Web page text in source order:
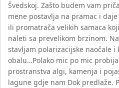
Švedskoj. Zašto budem vam
mene postavlja na pramac i
ili promatrača velikih samaca
naleti sa prevelikom brzinom.
stavljam polarizacijske naočale
obalu…Polako mic po mic
prostranstva algi, kamenja i
lagune gdje nam Dok predlaže.